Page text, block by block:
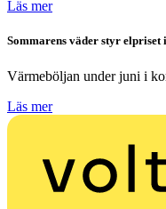
Läs mer
Sommarens väder styr elpriset
Värmeböljan under juni i
Läs mer